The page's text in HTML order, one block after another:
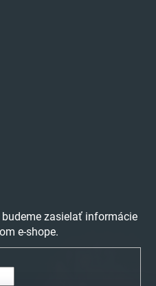
zasielať informácie
e-shope.